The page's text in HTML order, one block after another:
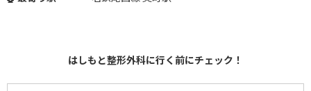
はしもと整形外科に行く前にチェック！